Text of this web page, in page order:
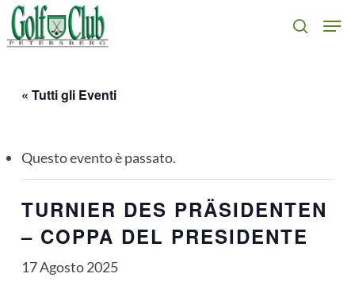
Skip
to
search
« Tutti gli Eventi
Questo evento è passato.
TURNIER DES PRÄSIDENTEN
– COPPA DEL PRESIDENTE
17 Agosto 2025